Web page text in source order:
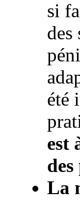
si
des
été
est
La